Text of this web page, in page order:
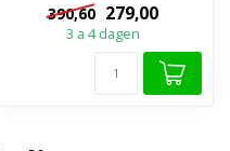
390,60 279,00
3 a 4 dagen